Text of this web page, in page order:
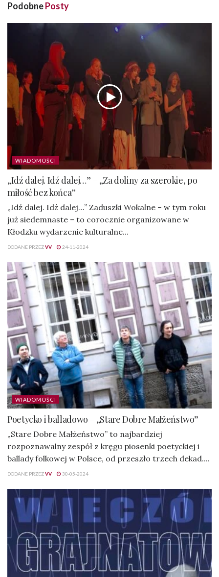
PodobnePosty
WIADOMOŚCI
„Idź dalej. Idź dalej…” – „Za doliny za szerokie, po
miłość bez końca”
„Idź dalej. Idź dalej…” Zaduszki Wokalne – w tym roku
już siedemnaste – to corocznie organizowane w
Kłodzku wydarzenie kulturalne...
DODANE PRZEZVV 24-11-2024
WIADOMOŚCI
Poetycko i balladowo – „Stare Dobre Małżeństwo”
„Stare Dobre Małżeństwo” to najbardziej
rozpoznawalny zespół z kręgu piosenki poetyckiej i
ballady folkowej w Polsce, od przeszło trzech dekad....
DODANE PRZEZVV 30-05-2024